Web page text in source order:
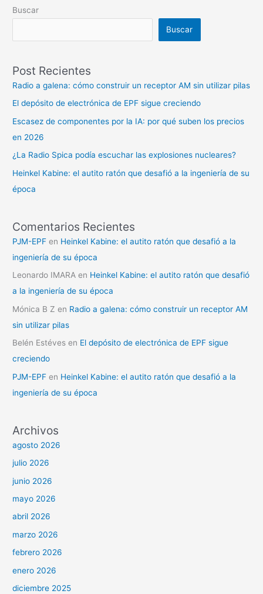
Buscar
Buscar
Post Recientes
Radio a galena: cómo construir un receptor AM sin utilizar pilas
El depósito de electrónica de EPF sigue creciendo
Escasez de componentes por la IA: por qué suben los precios
en 2026
¿La Radio Spica podía escuchar las explosiones nucleares?
Heinkel Kabine: el autito ratón que desafió a la ingeniería de su
época
Comentarios Recientes
PJM-EPF en Heinkel Kabine: el autito ratón que desafió a la
ingeniería de su época
Leonardo IMARA en Heinkel Kabine: el autito ratón que desafió
a la ingeniería de su época
Mónica B Z en Radio a galena: cómo construir un receptor AM
sin utilizar pilas
Belén Estéves en El depósito de electrónica de EPF sigue
creciendo
PJM-EPF en Heinkel Kabine: el autito ratón que desafió a la
ingeniería de su época
Archivos
agosto 2026
julio 2026
junio 2026
mayo 2026
abril 2026
marzo 2026
febrero 2026
enero 2026
diciembre 2025